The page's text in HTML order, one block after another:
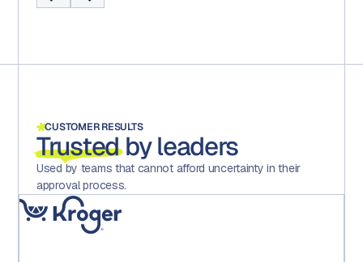
CUSTOMER RESULTS
Trustedby leaders
Used by teams that cannot afford uncertainty in their
approval process.